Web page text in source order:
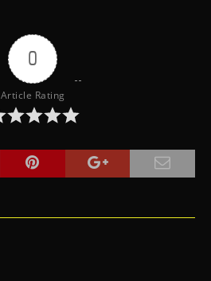
0
Article Rating